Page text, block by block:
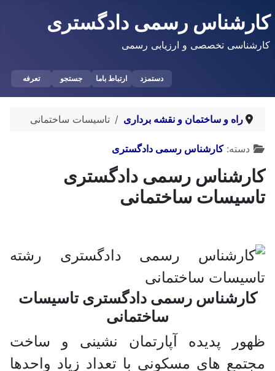
کارشناس رسمی دادگستری
کارشناسی تخصصی و ارزیابی رسمی
دستمزد ارتباط باما جستجو تعرفه
راه و ساختمان و نقشه برداری تاسیسات ساختمانی
توضیحات
دسته:کارشناس رسمی دادگستری
کارشناس رسمی دادگستری
تاسیسات ساختمانی
کارشناس رسمی دادگستری تاسیسات
ساختمانی
ظهور پدیده آپارتمان نشینی و ساخت
مجتمع های مسکونی با تعداد زیاد واحدها